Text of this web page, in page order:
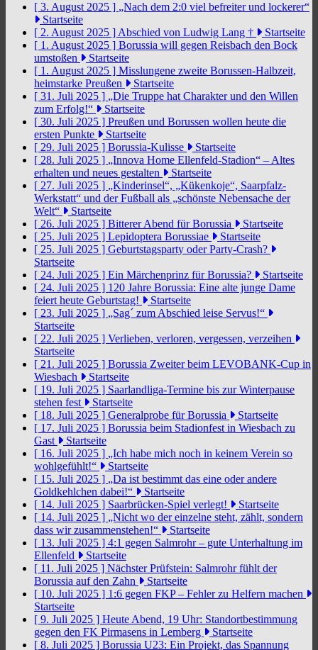
[ 3. August 2025 ] „Nach dem 2:0 viel befreiter und lockerer“
Startseite
[ 2. August 2025 ] Abschied von Ludwig Lang †
Startseite
[ 1. August 2025 ] Borussia will gegen Reisbach den Bock
umstoßen
Startseite
[ 1. August 2025 ] Misslungene zweite Borussen-Halbzeit,
heimstarke Preußen
Startseite
[ 31. Juli 2025 ] „Die Truppe hat Charakter und den Willen
zum Erfolg!“
Startseite
[ 30. Juli 2025 ] Preußen und Borussen wollen heute die
ersten Punkte
Startseite
[ 29. Juli 2025 ] Borussia-Kulisse
Startseite
[ 28. Juli 2025 ] „Innova Home Ellenfeld-Stadion“ – Altes
erhalten und neues gestalten
Startseite
[ 27. Juli 2025 ] „Kinderinsel“, „Kükenkoje“, Saarpfalz-
Werkstatt“ und der Fußball als „schönste Nebensache der
Welt“
Startseite
[ 26. Juli 2025 ] Bitterer Abend für Borussia
Startseite
[ 25. Juli 2025 ] Lepidoptera Borussiae
Startseite
[ 25. Juli 2025 ] Geburtstagsparty oder Party-Crash?
Startseite
[ 24. Juli 2025 ] Ein Märchenprinz für Borussia?
Startseite
[ 24. Juli 2025 ] 120 Jahre Borussia: Eine alte junge Dame
feiert heute Geburtstag!
Startseite
[ 23. Juli 2025 ] „Sag´ zum Abschied leise Servus!“
Startseite
[ 22. Juli 2025 ] Verlieben, verloren, vergessen, verzeihen
Startseite
[ 21. Juli 2025 ] Borussia Zweiter beim LEVOBANK-Cup in
Wiesbach
Startseite
[ 19. Juli 2025 ] Saarlandliga-Termine bis zur Winterpause
stehen fest
Startseite
[ 18. Juli 2025 ] Generalprobe für Borussia
Startseite
[ 17. Juli 2025 ] Borussia beim Stadionfest in Wiesbach zu
Gast
Startseite
[ 16. Juli 2025 ] „Ich habe mich noch in keinem Verein so
wohlgefühlt!“
Startseite
[ 15. Juli 2025 ] „Da ist bestimmt das eine oder andere
Goldkehlchen dabei!“
Startseite
[ 14. Juli 2025 ] Saarbrücken-Spiel verlegt!
Startseite
[ 14. Juli 2025 ] „Nicht wo der einzelne steht, zählt, sondern
dass wir zusammenstehen!“
Startseite
[ 13. Juli 2025 ] 4:1 gegen Salmrohr – gute Unterhaltung im
Ellenfeld
Startseite
[ 11. Juli 2025 ] Nächster Prüfstein: Salmrohr fühlt der
Borussia auf den Zahn
Startseite
[ 10. Juli 2025 ] 1:6 gegen FKP – Fehler zu Helfern machen
Startseite
[ 9. Juli 2025 ] Heute Abend, 19 Uhr: Standortbestimmung
gegen den FK Pirmasens in Lemberg
Startseite
[ 8. Juli 2025 ] Borussia U23: Ein Projekt, das Spannung